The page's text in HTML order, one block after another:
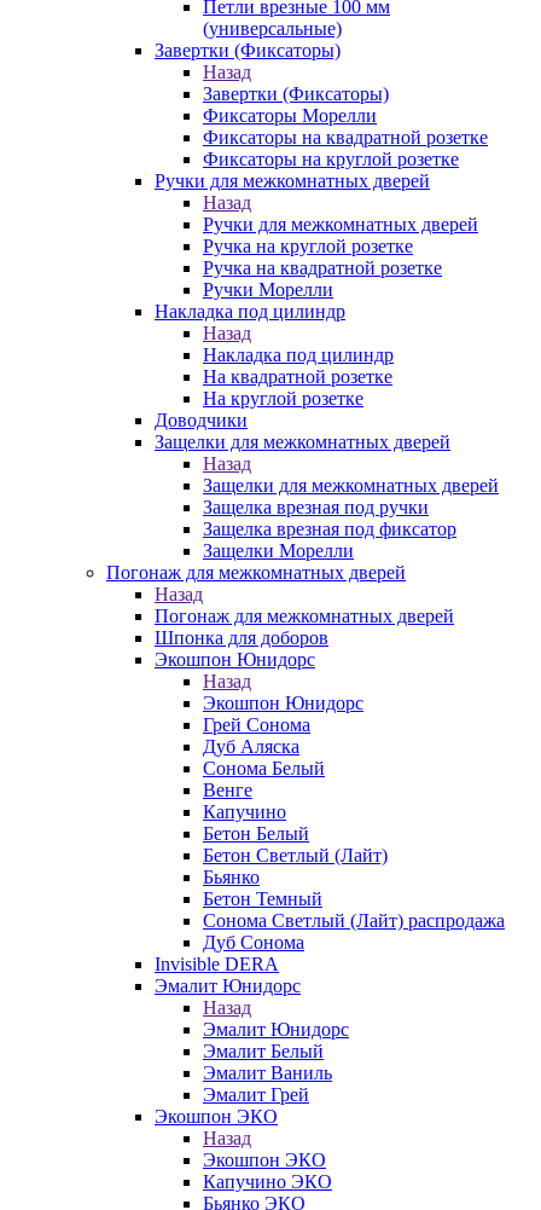
Петли врезные 100 мм
(универсальные)
Завертки (Фиксаторы)
Назад
Завертки (Фиксаторы)
Фиксаторы Морелли
Фиксаторы на квадратной розетке
Фиксаторы на круглой розетке
Ручки для межкомнатных дверей
Назад
Ручки для межкомнатных дверей
Ручка на круглой розетке
Ручка на квадратной розетке
Ручки Морелли
Накладка под цилиндр
Назад
Накладка под цилиндр
На квадратной розетке
На круглой розетке
Доводчики
Защелки для межкомнатных дверей
Назад
Защелки для межкомнатных дверей
Защелка врезная под ручки
Защелка врезная под фиксатор
Защелки Морелли
Погонаж для межкомнатных дверей
Назад
Погонаж для межкомнатных дверей
Шпонка для доборов
Экошпон Юнидорс
Назад
Экошпон Юнидорс
Грей Сонома
Дуб Аляска
Сонома Белый
Венге
Капучино
Бетон Белый
Бетон Светлый (Лайт)
Бьянко
Бетон Темный
Сонома Светлый (Лайт) распродажа
Дуб Сонома
Invisible DERA
Эмалит Юнидорс
Назад
Эмалит Юнидорс
Эмалит Белый
Эмалит Ваниль
Эмалит Грей
Экошпон ЭКО
Назад
Экошпон ЭКО
Капучино ЭКО
Бьянко ЭКО